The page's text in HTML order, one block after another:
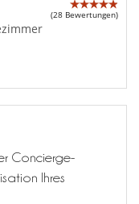
(28 Bewertungen)
Concierge-
Ihres